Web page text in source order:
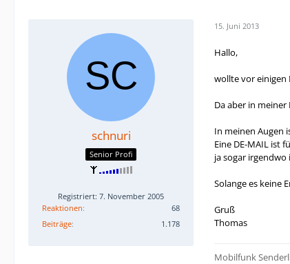
schnuri
Senior Profi
Registriert: 7. November 2005
Reaktionen
68
Beiträge
1.178
15. Juni 2013
Hallo,
wollte vor einigen
Da aber in
In meinen Augen
Eine DE-MAIL ist
ja sogar
Solange es keine
Gruß
Thomas
Mobilfunk